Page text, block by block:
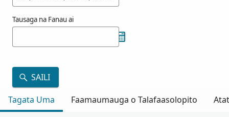
Tausaga na Fanau ai
SAILI
Tagata Uma
Faamaumauga o Talafaasolopito